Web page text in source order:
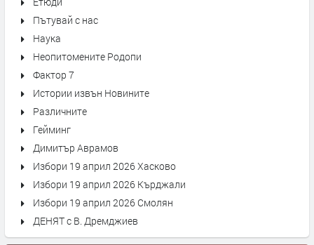
Пътувай с нас
Наука
Неопитомените Родопи
Фактор 7
Истории извън Новините
Различните
Гейминг
Димитър Аврамов
Избори 19 април 2026 Хасково
Избори 19 април 2026 Кърджали
Избори 19 април 2026 Смолян
ДЕНЯТ с В. Дремджиев